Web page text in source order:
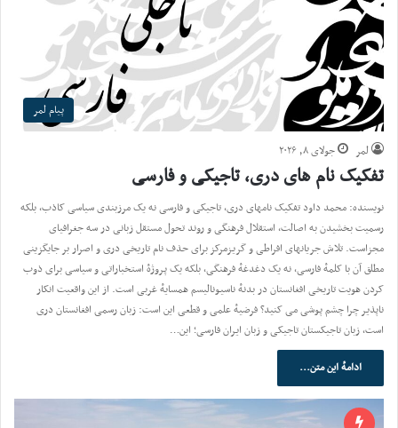
پیام لمر
لمر جولای ۸, ۲۰۲۶
تفکیک نام های دری، تاجیکی و فارسی
نویسنده: محمد داود تفکیک نامهای دری، تاجیکی و فارسی نه یک مرزبندی سیاسی کاذب، بلکه
رسمیت بخشیدن به اصالت، استقلال فرهنگی و روند تحول مستقل زبانی در سه جغرافیای
مجزاست. تلاش جریانهای افراطی و گریزمرکز برای حذف نام تاریخی دری و اصرار بر جایگزینی
مطلق آن با کلمهٔ فارسی، نه یک دغدغهٔ فرهنگی، بلکه یک پروژهٔ استخباراتی و سیاسی برای ذوب
کردن هویت تاریخی افغانستان در بدنهٔ ناسیونالیسم همسایهٔ غربی است. از این واقعیت انکار
ناپذیر چرا چشم پوشی می کنید؟ فرضیهٔ علمی و قطعی این است: زبان رسمی افغانستان دری
است، زبان تاجیکستان تاجیکی و زبان ایران فارسی؛ این…
ادامهٔ این متن...